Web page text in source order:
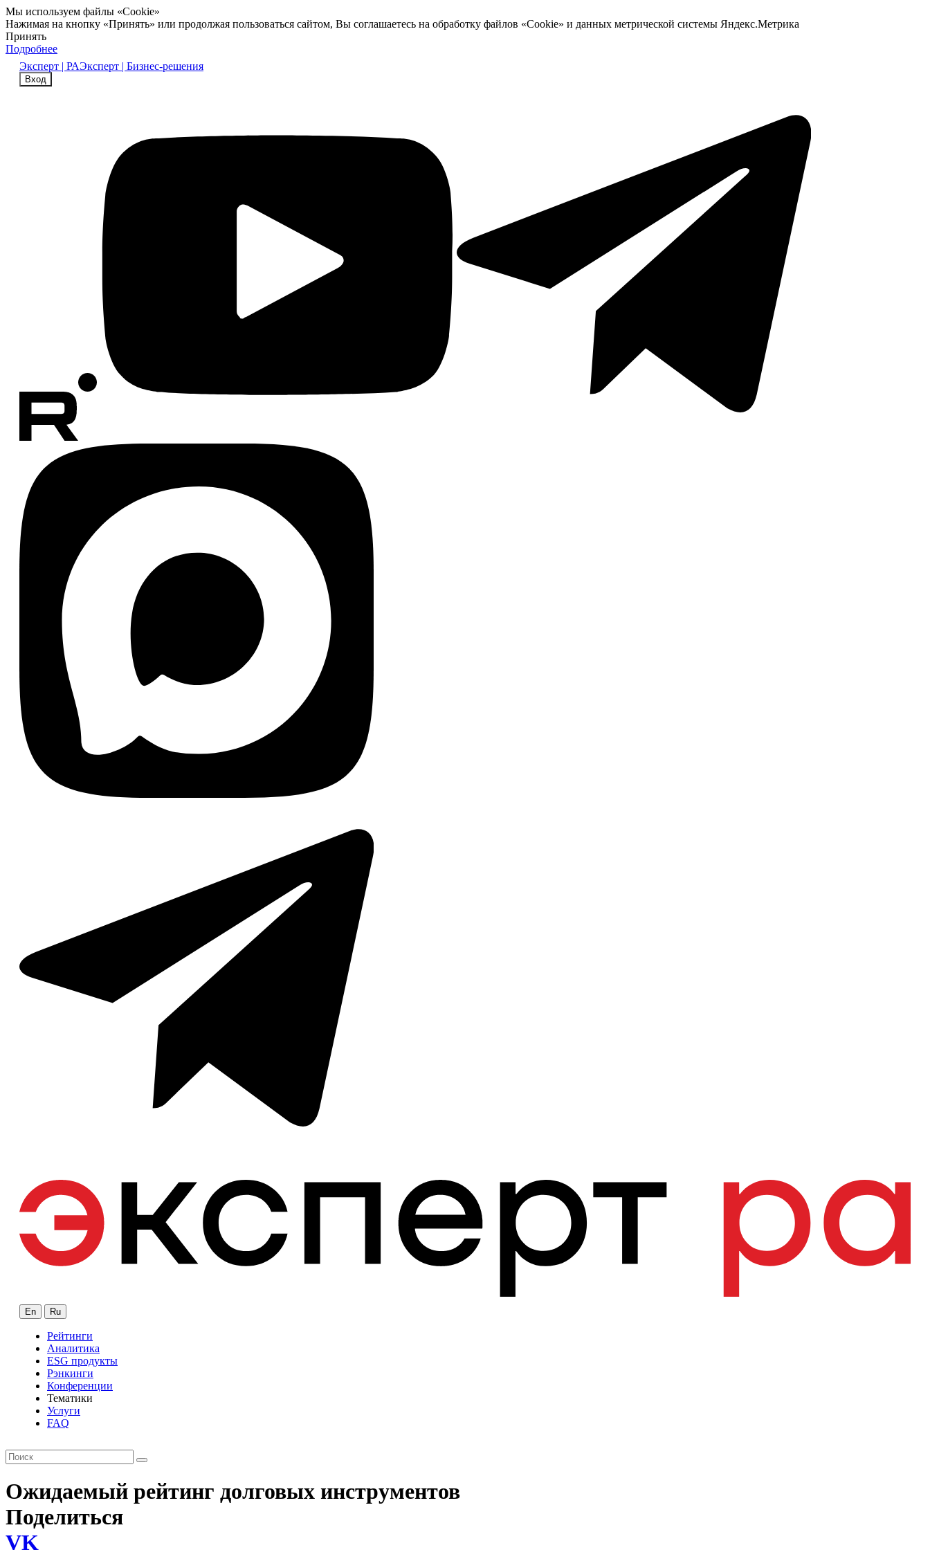
Мы используем файлы «Cookie»
Нажимая на кнопку «Принять» или продолжая пользоваться сайтом, Вы соглашаетесь на обработку файлов «Cookie» и данных метрической системы Яндекс.Метрика
Принять
Подробнее
Эксперт | РАЭксперт | Бизнес-решения
Вход
En Ru
Рейтинги
Аналитика
ESG продукты
Рэнкинги
Конференции
Тематики
Услуги
FAQ
Ожидаемый рейтинг долговых инструментов
Поделиться
VK